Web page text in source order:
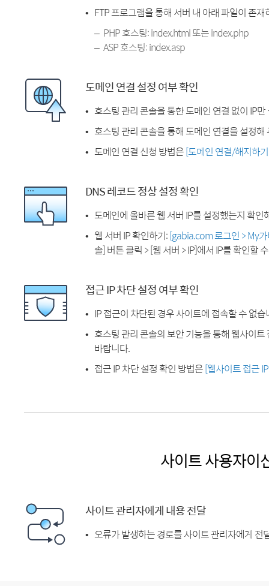
FTP 프로그램을 통해 서버 내 아래 파일이 존
PHP 호스팅: index.html 또는 index.php
ASP 호스팅: index.asp
도메인 연결 설정 여부 확인
호스팅 관리 콘솔을 통한 도메인 연결 없이 IP
호스팅 관리 콘솔을 통해 도메인 연결을 설정해
도메인 연결 신청 방법은[도메인 연결/해지하
DNS 레코드 정상 설정 확인
도메인에 올바른 웹 서버 IP를 설정했는지 확인
웹 서버 IP 확인하기:[gabia.com 로그인 > My
솔] 버튼 클릭 > [웹 서버 > IP]에서 IP를 확인할
접근 IP 차단 설정 여부 확인
IP 접근이 차단된 경우 사이트에 접속할 수 없습
호스팅 관리 콘솔의 보안 기능을 통해 웹사이
바랍니다.
접근 IP 차단 설정 확인 방법은[웹사이트 접근
사이트 사용자이
사이트 관리자에게 내용 전달
오류가 발생하는 경로를 사이트 관리자에게 전